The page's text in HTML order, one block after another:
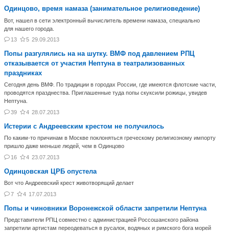
Одинцово, время намаза (занимательное религиоведение)
Вот, нашел в сети электронный вычислитель времени намаза, специально
для нашего города.
13
5 29.09.2013
Попы разгулялись на на шутку. ВМФ под давлением РПЦ
отказывается от участия Нептуна в театрализованных
праздниках
Сегодня день ВМФ. По традиции в городах России, где имеются флотские части,
проводятся празднества. Приглашенные туда попы скуксили рожицы, увидев
Нептуна.
39
4 28.07.2013
Истерии с Андреевским крестом не получилось
По каким-то причинам в Москве поклоняться греческому религиозному импорту
пришло даже меньше людей, чем в Одинцово
16
4 23.07.2013
Одинцовская ЦРБ опустела
Вот что Андреевский крест животворящий делает
7
4 17.07.2013
Попы и чиновники Воронежской области запретили Нептуна
Представители РПЦ совместно с администрацией Россошанского района
запретили артистам переодеваться в русалок, водяных и римского бога морей